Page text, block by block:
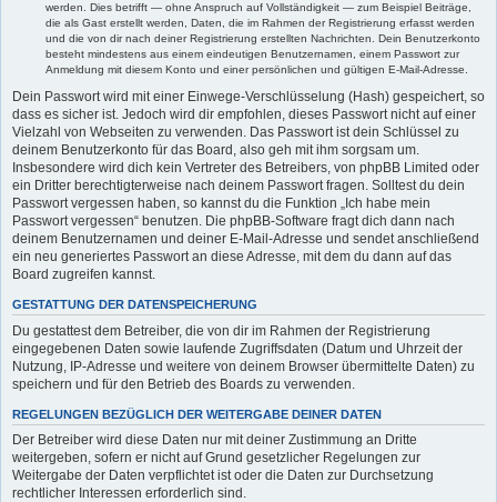
werden. Dies betrifft — ohne Anspruch auf Vollständigkeit — zum Beispiel Beiträge,
die als Gast erstellt werden, Daten, die im Rahmen der Registrierung erfasst werden
und die von dir nach deiner Registrierung erstellten Nachrichten. Dein Benutzerkonto
besteht mindestens aus einem eindeutigen Benutzernamen, einem Passwort zur
Anmeldung mit diesem Konto und einer persönlichen und gültigen E-Mail-Adresse.
Dein Passwort wird mit einer Einwege-Verschlüsselung (Hash) gespeichert, so
dass es sicher ist. Jedoch wird dir empfohlen, dieses Passwort nicht auf einer
Vielzahl von Webseiten zu verwenden. Das Passwort ist dein Schlüssel zu
deinem Benutzerkonto für das Board, also geh mit ihm sorgsam um.
Insbesondere wird dich kein Vertreter des Betreibers, von phpBB Limited oder
ein Dritter berechtigterweise nach deinem Passwort fragen. Solltest du dein
Passwort vergessen haben, so kannst du die Funktion „Ich habe mein
Passwort vergessen“ benutzen. Die phpBB-Software fragt dich dann nach
deinem Benutzernamen und deiner E-Mail-Adresse und sendet anschließend
ein neu generiertes Passwort an diese Adresse, mit dem du dann auf das
Board zugreifen kannst.
GESTATTUNG DER DATENSPEICHERUNG
Du gestattest dem Betreiber, die von dir im Rahmen der Registrierung
eingegebenen Daten sowie laufende Zugriffsdaten (Datum und Uhrzeit der
Nutzung, IP-Adresse und weitere von deinem Browser übermittelte Daten) zu
speichern und für den Betrieb des Boards zu verwenden.
REGELUNGEN BEZÜGLICH DER WEITERGABE DEINER DATEN
Der Betreiber wird diese Daten nur mit deiner Zustimmung an Dritte
weitergeben, sofern er nicht auf Grund gesetzlicher Regelungen zur
Weitergabe der Daten verpflichtet ist oder die Daten zur Durchsetzung
rechtlicher Interessen erforderlich sind.